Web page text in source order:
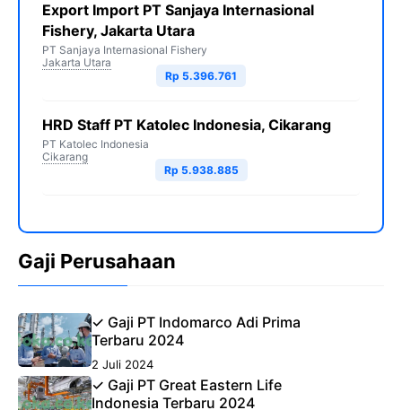
Export Import PT Sanjaya Internasional
Fishery, Jakarta Utara
PT Sanjaya Internasional Fishery
Jakarta Utara
Rp 5.396.761
HRD Staff PT Katolec Indonesia, Cikarang
PT Katolec Indonesia
Cikarang
Rp 5.938.885
Gaji Perusahaan
✓ Gaji PT Indomarco Adi Prima
Terbaru 2024
2 Juli 2024
✓ Gaji PT Great Eastern Life
Indonesia Terbaru 2024